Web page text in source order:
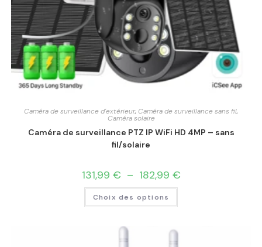
Caméra de surveillance d'extérieur, Caméra de surveillance sans fil,
Caméra solaire
Caméra de surveillance PTZ IP WiFi HD 4MP – sans
fil/solaire
131,99 € – 182,99 €
Choix des options